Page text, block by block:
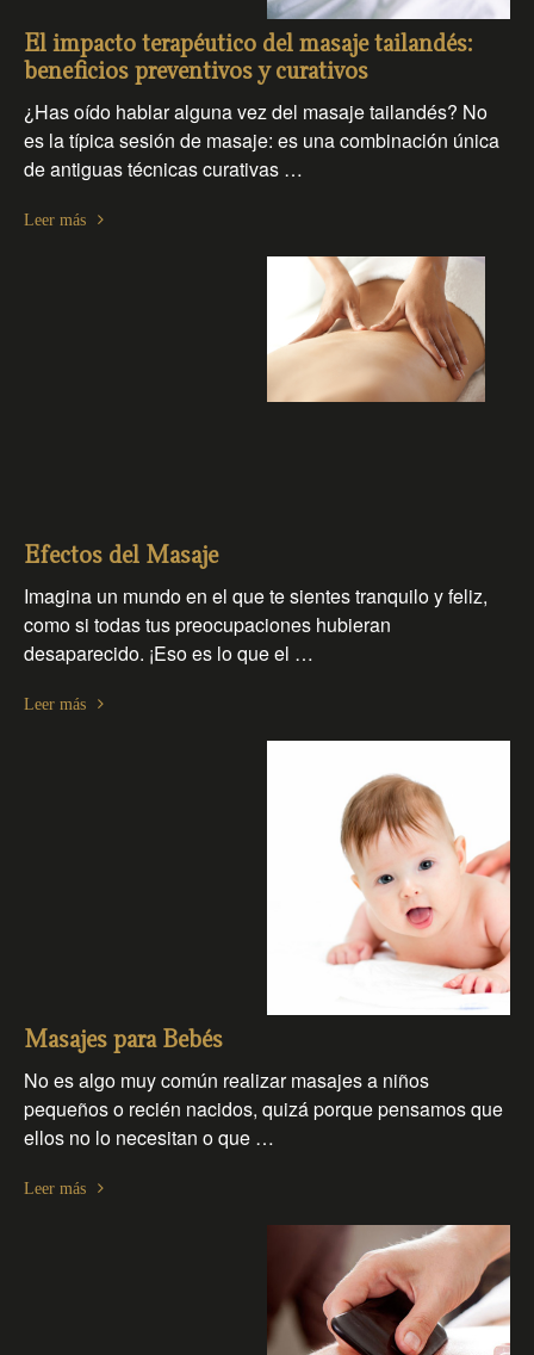
El impacto terapéutico del masaje tailandés:
beneficios preventivos y curativos
¿Has oído hablar alguna vez del masaje tailandés? No
es la típica sesión de masaje: es una combinación única
de antiguas técnicas curativas …
Leer más
Efectos del Masaje
Imagina un mundo en el que te sientes tranquilo y feliz,
como si todas tus preocupaciones hubieran
desaparecido. ¡Eso es lo que el …
Leer más
Masajes para Bebés
No es algo muy común realizar masajes a niños
pequeños o recién nacidos, quizá porque pensamos que
ellos no lo necesitan o que …
Leer más